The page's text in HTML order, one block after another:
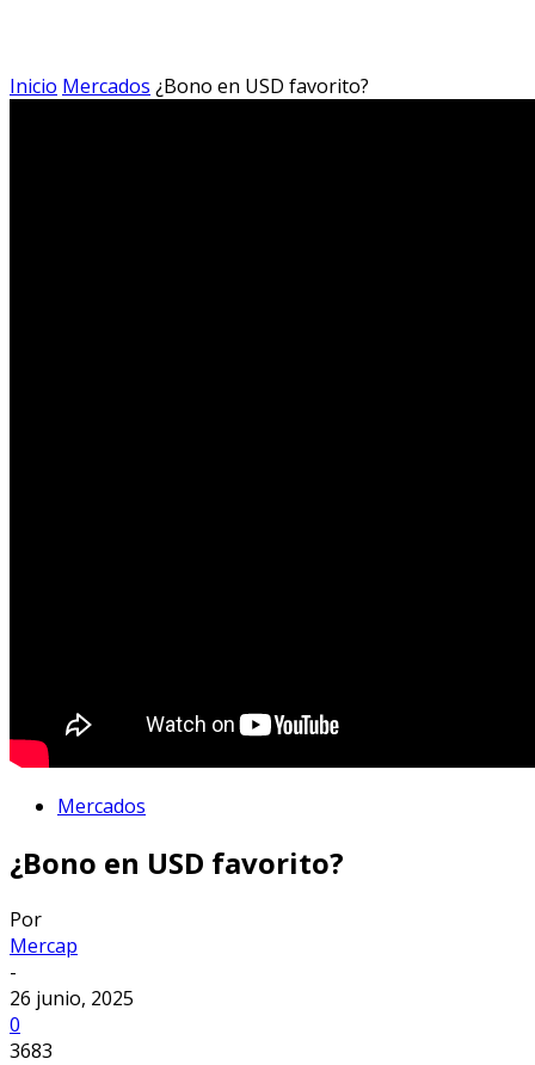
Inicio Mercados ¿Bono en USD favorito?
Mercados
¿Bono en USD favorito?
Por
Mercap
-
26 junio, 2025
0
3683